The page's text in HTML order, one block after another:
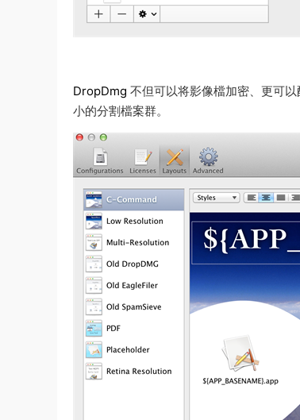
DropDmg 不但可以将影像檔加密、更可
小的分割檔案群。